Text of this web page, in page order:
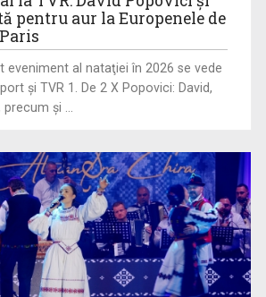
pentru aur la Europenele de
eveniment al nataţiei în 2026 se vede
şi TVR 1. De 2 X Popovici: David,
şi ...